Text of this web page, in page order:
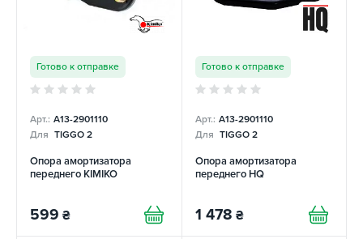
Готово к отправке
Арт.: A13-2901110
Для TIGGO 2
Опора амортизатора
переднего KIMIKO
599 ₴
Готово к отправке
Арт.: A13-2901110
Для TIGGO 2
Опора амортизатора
переднего HQ
1 478 ₴